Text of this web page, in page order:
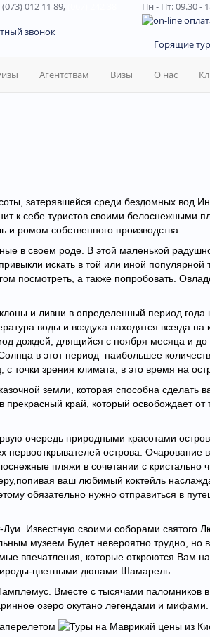
012 11 89,
звонок
Пн - Пт: 09.30 -
Горящие
Агентствам Визы О нас
затерявшейся среди бездомных вод
к себе туристов своими белоснежными
ромом собственного производства.
в своем роде. В этой маленькой
искать в той или иной популярной
посмотреть, а также попробовать.
и ливни в определенный период
воды и воздуха находятся всегда на
дождей, длящийся с ноября месяца и
в этот период наибольшее
точки зрения климата, в это время на
земли, которая способна
прекрасный край, который освобождает
очередь природными красотами
первооткрывателей острова. Очарование
пляжи в сочетании с кристально
ваш любимый коктейль
обязательно нужно отправиться в
Известную своими соборами святого
музеем.Будет невероятно трудно, но
впечатления, которые откроются Вам
цветными дюнами Шамарель.
Вместе с тысячами паломников
озеро окутано легендами и мифами.